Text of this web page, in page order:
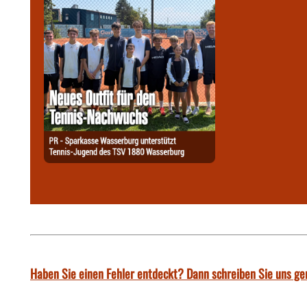
Haben Sie einen Fehler entdeckt? Dann schreiben Sie uns